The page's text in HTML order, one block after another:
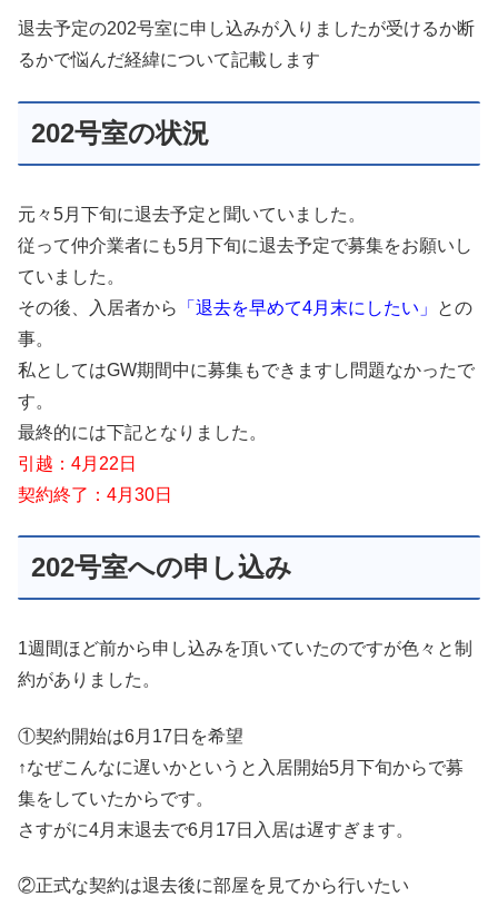
退去予定の202号室に申し込みが入りましたが受けるか断
るかで悩んだ経緯について記載します
202号室の状況
元々5月下旬に退去予定と聞いていました。
従って仲介業者にも5月下旬に退去予定で募集をお願いし
ていました。
その後、入居者から
「退去を早めて4月末にしたい」
との
事。
私としてはGW期間中に募集もできますし問題なかったで
す。
最終的には下記となりました。
引越：4月22日
契約終了：4月30日
202号室への申し込み
1週間ほど前から申し込みを頂いていたのですが色々と制
約がありました。
①契約開始は6月17日を希望
↑なぜこんなに遅いかというと入居開始5月下旬からで募
集をしていたからです。
さすがに4月末退去で6月17日入居は遅すぎます。
②正式な契約は退去後に部屋を見てから行いたい